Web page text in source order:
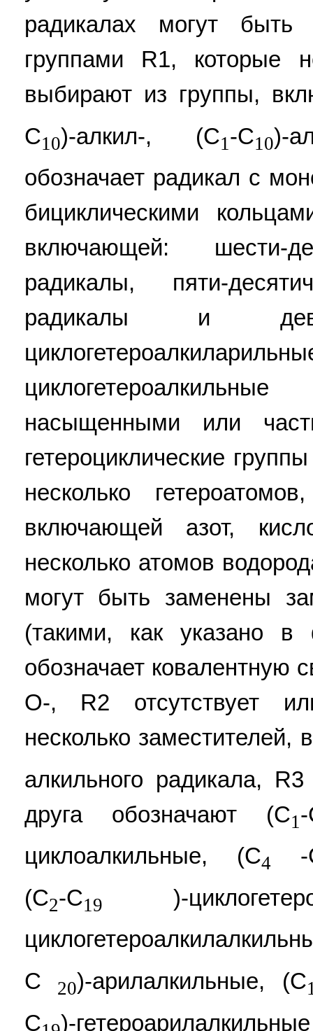
радикалах могут
группами R1, которые
выбирают из группы,
C10)-алкил-, (C1 -C10)-
обозначает радикал с
бициклическими
включающей: шести-
радикалы, пяти-
радикалы и девяти-
насыщенными или
гетероциклические
несколько
включающей азот,
несколько атомов
могут быть заменены
(такими, как указано в
обозначает ковалентную
O-, R2 отсутствует
несколько
алкильного радикала,
друга обозначают (C1
циклоалкильные, (C4
-
(C2-C19
)-
C 20)-арилалкильные, (C
C )-